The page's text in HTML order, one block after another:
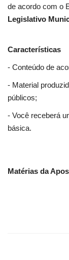
de acordo com o
Legislativo
Características
- Conteúdo de
- Material
públicos;
- Você receberá
básica.
Matérias da